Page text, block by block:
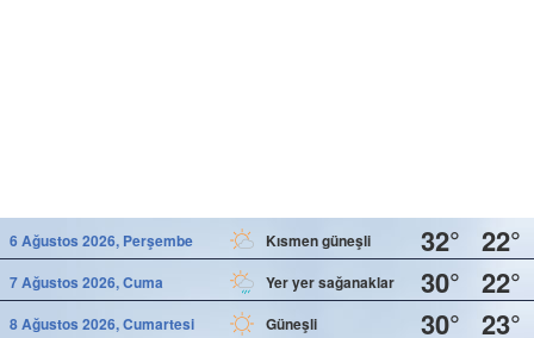
6 Ağustos 2026, Perşembe Kısmen güneşli 32° 22°
7 Ağustos 2026, Cuma Yer yer sağanaklar 30° 22°
8 Ağustos 2026, Cumartesi Güneşli 30° 23°